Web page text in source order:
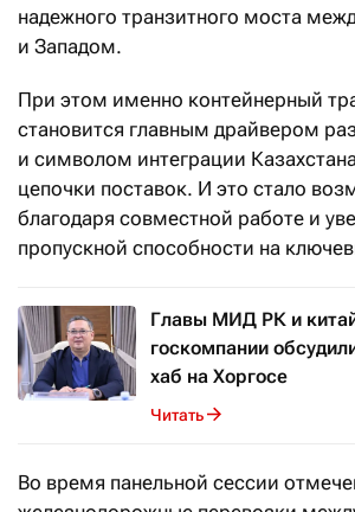
надежного транзитного моста
и Западом.
При этом именно контейнерный
становится главным драйвером
и символом интеграции
цепочки поставок. И это стало
благодаря совместной работе и
пропускной способности на
Главы МИД РК и
госкомпании
хаб на Хоргосе
Читать
Во время панельной сессии